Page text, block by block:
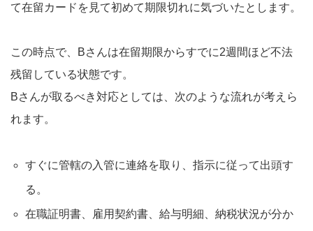
て在留カードを見て初めて期限切れに気づいたとします。
この時点で、Bさんは在留期限からすでに2週間ほど不法
残留している状態です。
Bさんが取るべき対応としては、次のような流れが考えら
れます。
すぐに管轄の入管に連絡を取り、指示に従って出頭す
る。
在職証明書、雇用契約書、給与明細、納税状況が分か